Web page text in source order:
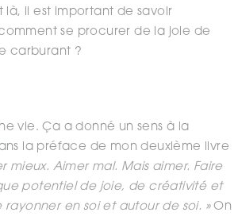
là, il est important de savoir
se procurer de la joie de
carburant ?
vie. Ça a donné un sens à la
la préface de mon deuxième livre
mieux. Aimer mal. Mais aimer. Faire
potentiel de joie, de créativité et
rayonner en soi et autour de soi. »On